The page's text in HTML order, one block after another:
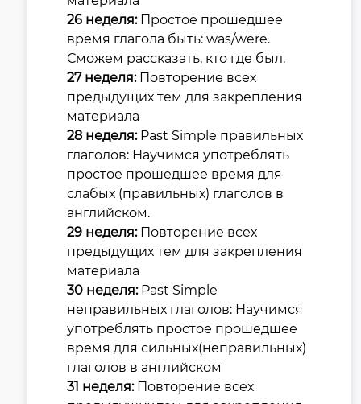
26 неделя: Простое прошедшее
время глагола быть: was/were.
Сможем рассказать, кто где был.
27 неделя: Повторение всех
предыдущих тем для закрепления
материала
28 неделя: Past Simple правильных
глаголов: Научимся употреблять
простое прошедшее время для
слабых (правильных) глаголов в
английском.
29 неделя: Повторение всех
предыдущих тем для закрепления
материала
30 неделя: Past Simple
неправильных глаголов: Научимся
употреблять простое прошедшее
время для сильных(неправильных)
глаголов в английском
31 неделя: Повторение всех